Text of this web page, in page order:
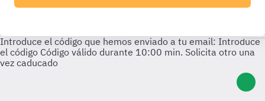
Introduce el código que hemos enviado a tu email: Introduce
el código Código válido durante 10:00 min. Solicita otro una
vez caducado